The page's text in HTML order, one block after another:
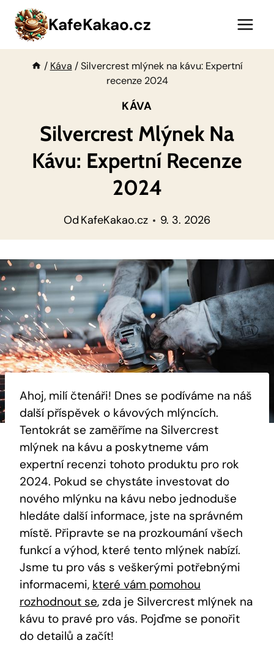
Přeskočit
obsah
KafeKakao.cz
/ Káva / Silvercrest mlýnek na kávu: Expertní
recenze 2024
KÁVA
Silvercrest Mlýnek Na
Kávu: Expertní Recenze
2024
Od KafeKakao.cz 9. 3. 2026
Ahoj, milí čtenáři! Dnes se podíváme na náš
další příspěvek o kávových mlýncích.​
Tentokrát se zaměříme na Silvercrest
mlýnek‍ na kávu a ⁣poskytneme ⁤vám
⁣expertní‍ recenzi tohoto produktu ‌pro rok
2024. Pokud se chystáte investovat do
nového ​mlýnku na kávu nebo jednoduše
hledáte další informace, jste na správném
místě. Připravte se na prozkoumání všech
funkcí⁤ a výhod, které tento mlýnek nabízí.
Jsme tu pro​ vás s veškerými potřebnými
informacemi, ​ které vám pomohou
rozhodnout se,⁢ zda‌ je Silvercrest mlýnek na
kávu to pravé pro ⁢vás. Pojďme se ponořit
do detailů ⁢a začít!